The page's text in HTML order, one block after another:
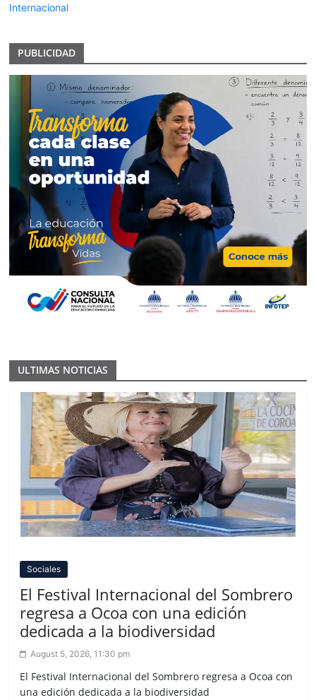
Internacional
PUBLICIDAD
ULTIMAS NOTICIAS
Sociales
El Festival Internacional del Sombrero
regresa a Ocoa con una edición
dedicada a la biodiversidad
August 5, 2026, 11:30 pm
El Festival Internacional del Sombrero regresa a Ocoa con
una edición dedicada a la biodiversidad